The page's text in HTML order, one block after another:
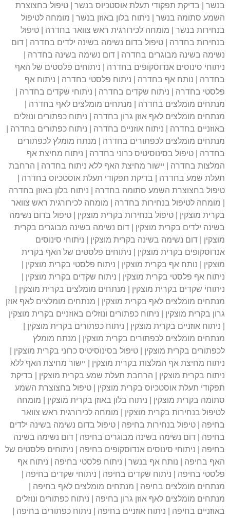
בנשר | בדיקת תפקודי תעלת אוסטכיוס בנשר | טיפול בחצוצרת
השמע סתומה בנשר | ניתוח בלון באוזן בנשר | מומחה לטיפול
בנחירות בנשר | מומחה לכירורגית ראש צוואר בחדרה | טיפול
בנחירות בחדרה | טיפול בדום נשימה בשינה ילדים בחדרה | דום
נשימה בשינה מבוגרים בחדרה | דום נשימה בשינה בחדרה |
ניתוחי סינוסים אנדוסקופים בחדרה | ניתוחים פלסטים של האף
בחדרה | נותח אף בחדרה | ניתוח פלסטי בחדרה | ניתוח אף
פלסטי בחדרה | ניתוח שקדים בחדרה | ניתוחי שקדים בחדרה |
מנתחים מומלצים בחדרה | מנתחים מומלצים לאף בחדרה |
מנתחים מומלצים לאף אוזן גרון בחדרה | ניתוח כפתורים ונוזלים
באוזניים בחדרה | ניתוח אוזניים בחדרה | ניתוח כפתורים בחדרה |
מנתחים מומלצים לכפתורים בחדרה | מנתח מומלץ לכפתורים
בחדרה | טיפול בסינוסיטיס כרוני בחדרה | ניתוח מחיצת אף
המלצות בחדרה | יישור מחיצת האף ללא ניתוח בחדרה | הרחבת
תעלת שמע בחדרה | בדיקת תפקודי תעלת אוסטכיוס בחדרה |
טיפול בחצוצרת השמע סתומה בחדרה | ניתוח בלון באוזן בחדרה
| מומחה לטיפול בנחירות בחדרה | מומחה לכירורגית ראש צוואר
בקרית מוצקין | טיפול בנחירות בקרית מוצקין | טיפול בדום נשימה
בשינה ילדים בקרית מוצקין | דום נשימה בשינה מבוגרים בקרית
מוצקין | דום נשימה בשינה בקרית מוצקין | ניתוחי סינוסים
אנדוסקופים בקרית מוצקין | ניתוחים פלסטים של האף בקרית
מוצקין | נותח אף בקרית מוצקין | ניתוח פלסטי בקרית מוצקין |
ניתוח אף פלסטי בקרית מוצקין | ניתוח שקדים בקרית מוצקין |
ניתוחי שקדים בקרית מוצקין | מנתחים מומלצים בקרית מוצקין |
מנתחים מומלצים לאף בקרית מוצקין | מנתחים מומלצים לאף אוזן
גרון בקרית מוצקין | ניתוח כפתורים ונוזלים באוזניים בקרית מוצקין
| ניתוח אוזניים בקרית מוצקין | ניתוח כפתורים בקרית מוצקין |
מנתחים מומלצים לכפתורים בקרית מוצקין | מנתח מומלץ
לכפתורים בקרית מוצקין | טיפול בסינוסיטיס כרוני בקרית מוצקין |
ניתוח מחיצת אף המלצות בקרית מוצקין | יישור מחיצת האף ללא
ניתוח בקרית מוצקין | הרחבת תעלת שמע בקרית מוצקין | בדיקת
תפקודי תעלת אוסטכיוס בקרית מוצקין | טיפול בחצוצרת השמע
סתומה בקרית מוצקין | ניתוח בלון באוזן בקרית מוצקין | מומחה
לטיפול בנחירות בקרית מוצקין | מומחה לכירורגית ראש צוואר
בחיפה | טיפול בנחירות בחיפה | טיפול בדום נשימה בשינה ילדים
בחיפה | דום נשימה בשינה מבוגרים בחיפה | דום נשימה בשינה
בחיפה | ניתוחי סינוסים אנדוסקופים בחיפה | ניתוחים פלסטים של
האף בחיפה | נותח אף בנשר | ניתוח פלסטי בחיפה | ניתוח אף
פלסטי בחיפה | ניתוח שקדים בחיפה | ניתוחי שקדים בחיפה |
מנתחים מומלצים בחיפה | מנתחים מומלצים לאף בחיפה |
מנתחים מומלצים לאף אוזן גרון בחיפה | ניתוח כפתורים ונוזלים
באוזניים בחיפה | ניתוח אוזניים בחיפה | ניתוח כפתורים בחיפה |